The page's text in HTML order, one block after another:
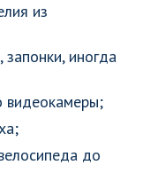
из
иногда
видеокамеры;
до